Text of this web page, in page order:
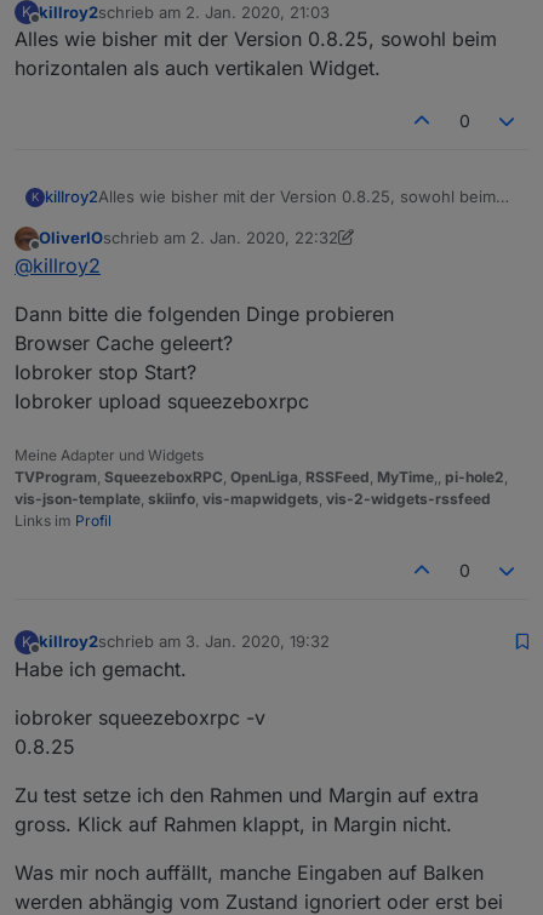
K
Offline
killroy2schrieb am 2. Jan. 2020, 21:03
zuletzt editiert von
Alles wie bisher mit der Version 0.8.25, sowohl beim
horizontalen als auch vertikalen Widget.
0
K killroy2Alles wie bisher mit der Version 0.8.25, sowohl beim
Offline
OliverIOschrieb am 2. Jan. 2020, 22:32
zuletzt editiert von OliverIO1. Feb. 2020, 23:34
@killroy2
Dann bitte die folgenden Dinge probieren
Browser Cache geleert?
Iobroker stop Start?
Iobroker upload squeezeboxrpc
Meine Adapter und Widgets
TVProgram SqueezeboxRPC OpenLiga RSSFeed MyTime pi-hole2
vis-json-template skiinfo vis-mapwidgets vis-2-widgets-rssfeed
Links im Profil
0
K
Offline
killroy2schrieb am 3. Jan. 2020, 19:32
zuletzt editiert von
Habe ich gemacht.
iobroker squeezeboxrpc -v
0.8.25
Zu test setze ich den Rahmen und Margin auf extra
gross. Klick auf Rahmen klappt, in Margin nicht.
Was mir noch auffällt, manche Eingaben auf Balken
werden abhängig vom Zustand ignoriert oder erst bei